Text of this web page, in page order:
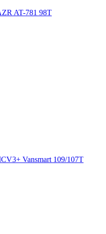
AT-781 98T
Vansmart 109/107T